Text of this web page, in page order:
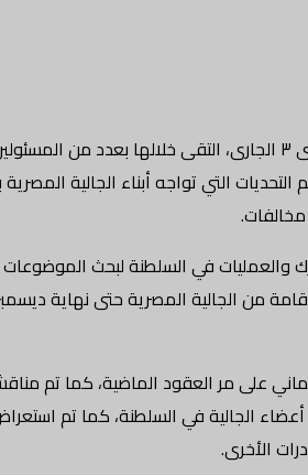
أجرى السفير حداد الجوهري مساعد وزير الخارجية للشئون القنصلية والمصريين في الخارج زيارة إلى مسقط من ١ وحتى
التي تواجه أبناء الجالية
في السلطنة لبحث الموضوعات
من الجالية المصرية حتى نهاية
على مر العقود الماضية، كما تم
الجالية في السلطنة، كما تم
الأخرى.